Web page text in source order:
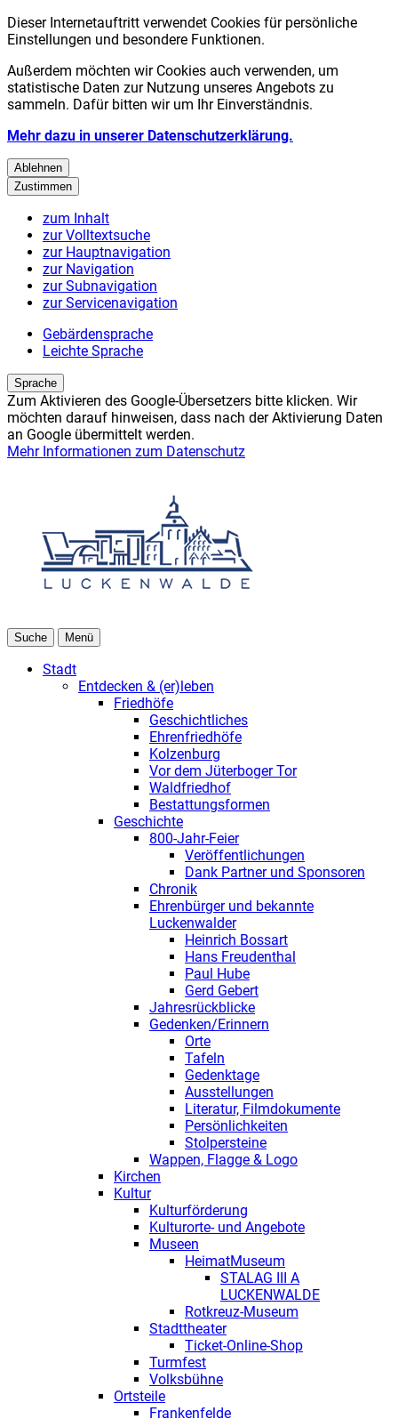
Dieser Internetauftritt verwendet Cookies für persönliche
Einstellungen und besondere Funktionen.
Außerdem möchten wir Cookies auch verwenden, um
statistische Daten zur Nutzung unseres Angebots zu
sammeln. Dafür bitten wir um Ihr Einverständnis.
Mehr dazu in unserer Datenschutzerklärung.
Ablehnen
Zustimmen
zum Inhalt
zur Volltextsuche
zur Hauptnavigation
zur Navigation
zur Subnavigation
zur Servicenavigation
Gebärdensprache
Leichte Sprache
Sprache
Zum Aktivieren des Google-Übersetzers bitte klicken. Wir
möchten darauf hinweisen, dass nach der Aktivierung Daten
an Google übermittelt werden.
Mehr Informationen zum Datenschutz
Suche Menü
Stadt
Entdecken & (er)leben
Friedhöfe
Geschichtliches
Ehrenfriedhöfe
Kolzenburg
Vor dem Jüterboger Tor
Waldfriedhof
Bestattungsformen
Geschichte
800-Jahr-Feier
Veröffentlichungen
Dank Partner und Sponsoren
Chronik
Ehrenbürger und bekannte
Luckenwalder
Heinrich Bossart
Hans Freudenthal
Paul Hube
Gerd Gebert
Jahresrückblicke
Gedenken/Erinnern
Orte
Tafeln
Gedenktage
Ausstellungen
Literatur, Filmdokumente
Persönlichkeiten
Stolpersteine
Wappen, Flagge & Logo
Kirchen
Kultur
Kulturförderung
Kulturorte- und Angebote
Museen
HeimatMuseum
STALAG III A
LUCKENWALDE
Rotkreuz-Museum
Stadttheater
Ticket-Online-Shop
Turmfest
Volksbühne
Ortsteile
Frankenfelde